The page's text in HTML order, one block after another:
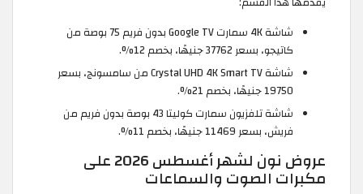
شاشة 4K سمارت Google TV بدون فريم 75 بوصة من
كاتيجو، بسعر 37762 جنيهًا، بخصم 12%.
شاشة Crystal UHD 4K Smart TV من سامسونج، بسعر
19750 جنيهًا، بخصم 21%.
شاشة تلفزيون سمارت كوليتا 43 بوصة بدون فريم من
فريش، بسعر 11469 جنيهًا، بخصم 11%.
عروض نون لشهر أغسطس 2026 على
مكبرات الصوت والسماعات